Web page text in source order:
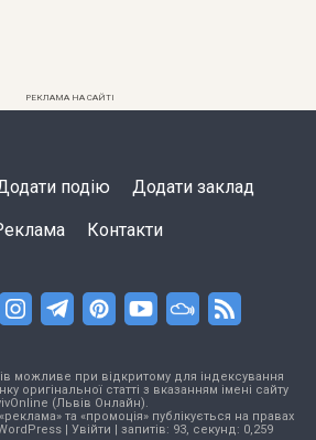
РЕКЛАМА НА САЙТІ
подію Додати заклад
Контакти
можливе при відкритому для індексування
оригінальної статті з вказанням імені сайту
(Львів Онлайн).
та «промоція» публікується на правах
| Увійти | запитів: 93, секунд: 0,259